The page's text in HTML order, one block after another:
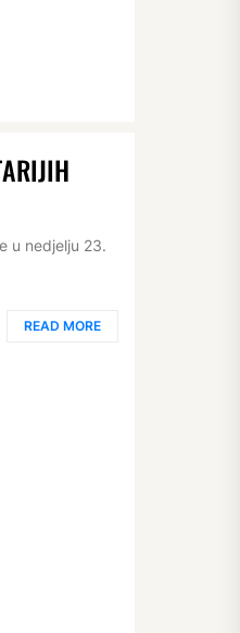
u nedjelju 23.
READ MORE